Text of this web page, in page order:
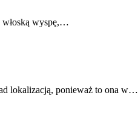
włoską wyspę,…
lokalizacją, ponieważ to ona w…